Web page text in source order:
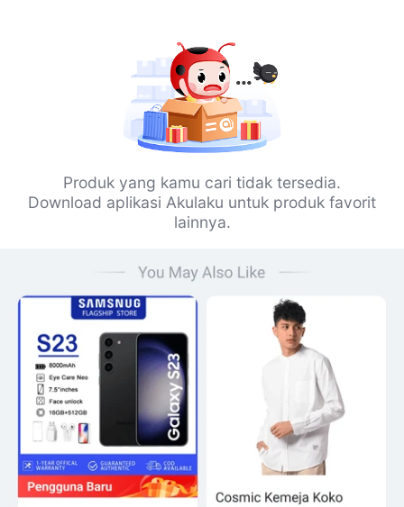
Produk yang kamu cari tidak tersedia.
Download aplikasi Akulaku untuk produk favorit
lainnya.